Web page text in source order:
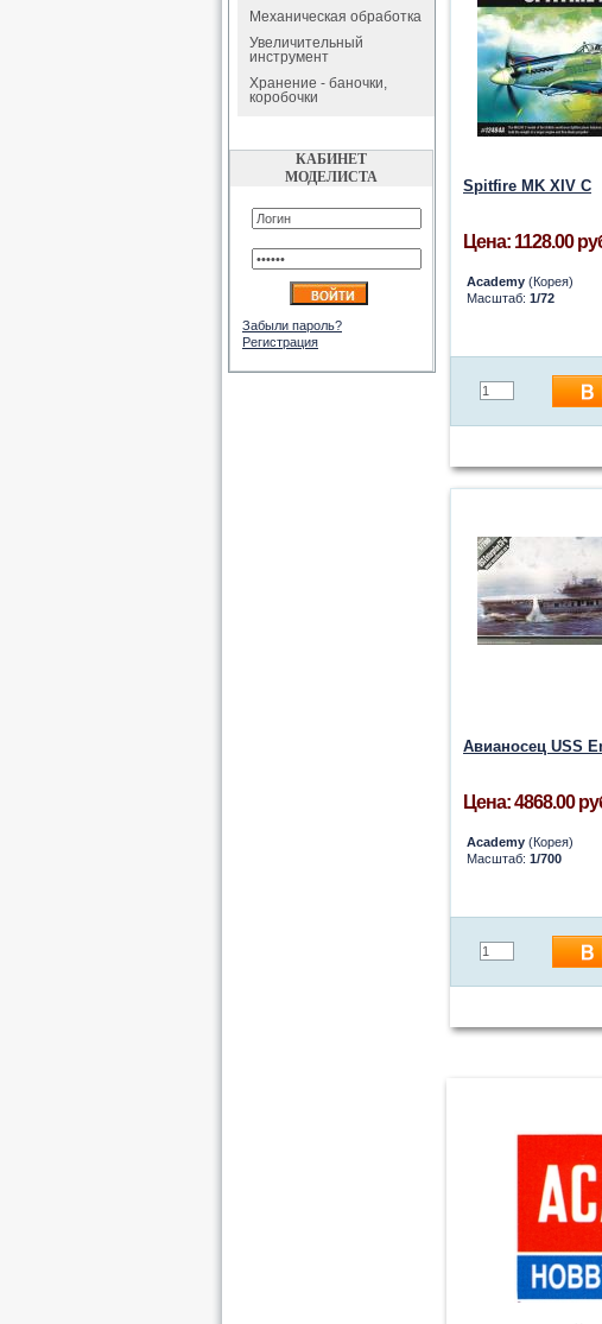
Spitfire MK XIV C
Цена: 1128.00
Academy (Корея)
Масштаб: 1/72
Авианосец USS
Цена: 4868.00
Academy (Корея)
Масштаб: 1/700
Механическая обработка
Увеличительный
инструмент
Хранение - баночки,
коробочки
КАБИНЕТ
МОДЕЛИСТА
Забыли пароль?
Регистрация